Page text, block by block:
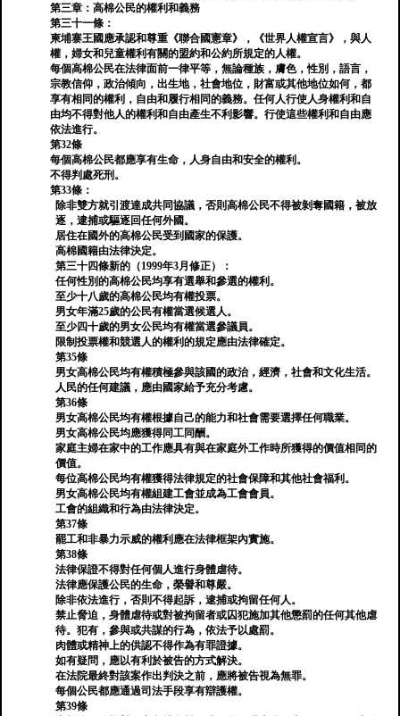
第三章：高棉公民的權利和義務
第三十一條：
柬埔寨王國應承認和尊重《聯合國憲章》，《世界人權宣言》，與人
權，婦女和兒童權利有關的盟約和公約所規定的人權。
每個高棉公民在法律面前一律平等，無論種族，膚色，性別，語言，
宗教信仰，政治傾向，出生地，社會地位，財富或其他地位如何，都
享有相同的權利，自由和履行相同的義務。任何人行使人身權利和自
由均不得對他人的權利和自由產生不利影響。行使這些權利和自由應
依法進行。
第32條
每個高棉公民都應享有生命，人身自由和安全的權利。
不得判處死刑。
第33條：
除非雙方就引渡達成共同協議，否則高棉公民不得被剝奪國籍，被放
逐，逮捕或驅逐回任何外國。
居住在國外的高棉公民受到國家的保護。
高棉國籍由法律決定。
第三十四條新的（1999年3月修正）：
任何性別的高棉公民均享有選舉和參選的權利。
至少十八歲的高棉公民均有權投票。
男女年滿25歲的公民有權當選候選人。
至少四十歲的男女公民均有權當選參議員。
限制投票權和競選人的權利的規定應由法律確定。
第35條
男女高棉公民均有權積極參與該國的政治，經濟，社會和文化生活。
人民的任何建議，應由國家給予充分考慮。
第36條
男女高棉公民均有權根據自己的能力和社會需要選擇任何職業。
男女高棉公民均應獲得同工同酬。
家庭主婦在家中的工作應具有與在家庭外工作時所獲得的價值相同的
價值。
每位高棉公民均有權獲得法律規定的社會保障和其他社會福利。
男女高棉公民均有權組建工會並成為工會會員。
工會的組織和行為由法律決定。
第37條
罷工和非暴力示威的權利應在法律框架內實施。
第38條
法律保證不得對任何個人進行身體虐待。
法律應保護公民的生命，榮譽和尊嚴。
除非依法進行，否則不得起訴，逮捕或拘留任何人。
禁止脅迫，身體虐待或對被拘留者或囚犯施加其他懲罰的任何其他虐
待。犯有，參與或共謀的行為，依法予以處罰。
肉體或精神上的供認不得作為有罪證據。
如有疑問，應以有利於被告的方式解決。
在法院最終對該案作出判決之前，應將被告視為無罪。
每個公民都應通過司法手段享有辯護權。
第39條